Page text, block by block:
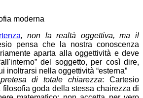
moderna
, non la realtà oggettiva, ma il
pensa che la nostra conoscenza
aparta alla oggettività e deve
del soggetto, per così dire,
inoltrarsi nella oggettività “esterna”
di totale chiarezza: Cartesio
filosofia goda della stessa chairezza di